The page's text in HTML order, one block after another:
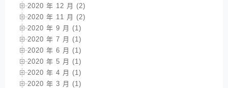
2020 年 12 月 (2)
2020 年 11 月 (2)
2020 年 9 月 (1)
2020 年 7 月 (1)
2020 年 6 月 (1)
2020 年 5 月 (1)
2020 年 4 月 (1)
2020 年 3 月 (1)